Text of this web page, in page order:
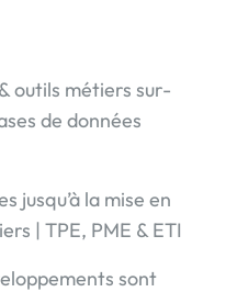
outils métiers sur-
de données
jusqu’à la mise en
| TPE, PME & ETI
sont